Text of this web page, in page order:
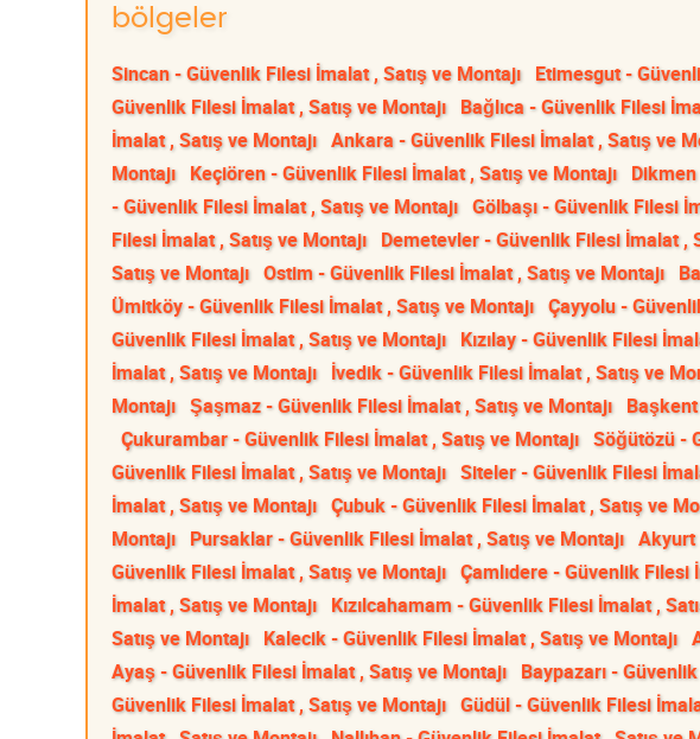
bölgeler
Sincan - Güvenlik Filesi İmalat , Satış ve Montajı Etimesgut -
Güvenlik Filesi İmalat , Satış ve Montajı Bağlıca - Güvenlik Filesi
İmalat , Satış ve Montajı Ankara - Güvenlik Filesi İmalat , Satış ve
Montajı Keçiören - Güvenlik Filesi İmalat , Satış ve Montajı
- Güvenlik Filesi İmalat , Satış ve Montajı Gölbaşı - Güvenlik Filesi
Filesi İmalat , Satış ve Montajı Demetevler - Güvenlik Filesi İmalat ,
Satış ve Montajı Ostim - Güvenlik Filesi İmalat , Satış ve Montajı
Ümitköy - Güvenlik Filesi İmalat , Satış ve Montajı Çayyolu -
Güvenlik Filesi İmalat , Satış ve Montajı Kızılay - Güvenlik Filesi
İmalat , Satış ve Montajı İvedik - Güvenlik Filesi İmalat , Satış ve
Montajı Şaşmaz - Güvenlik Filesi İmalat , Satış ve Montajı
Çukurambar - Güvenlik Filesi İmalat , Satış ve Montajı Söğütözü -
Güvenlik Filesi İmalat , Satış ve Montajı Siteler - Güvenlik Filesi
İmalat , Satış ve Montajı Çubuk - Güvenlik Filesi İmalat , Satış ve
Montajı Pursaklar - Güvenlik Filesi İmalat , Satış ve Montajı Akyurt
Güvenlik Filesi İmalat , Satış ve Montajı Çamlıdere - Güvenlik Filesi
İmalat , Satış ve Montajı Kızılcahamam - Güvenlik Filesi İmalat ,
Satış ve Montajı Kalecik - Güvenlik Filesi İmalat , Satış ve Montajı
Ayaş - Güvenlik Filesi İmalat , Satış ve Montajı Baypazarı -
Güvenlik Filesi İmalat , Satış ve Montajı Güdül - Güvenlik Filesi